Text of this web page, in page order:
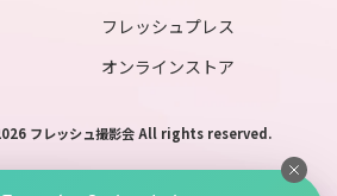
フレッシュプレス
オンラインストア
フレッシュ撮影会 All rights reserved.